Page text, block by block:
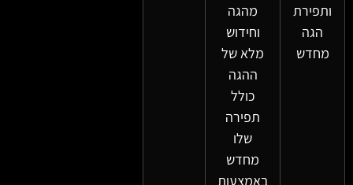
ותפירת
הגה
מחדש
מהגה
וחידוש
מלא של
ההגה
כולל
תפירה
שלו
מחדש
באמצעות